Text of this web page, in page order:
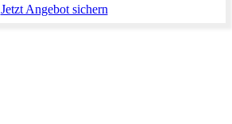
Jetzt Angebot sichern